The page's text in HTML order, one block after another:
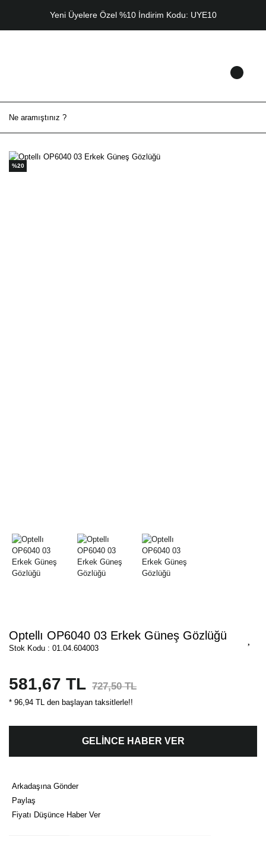
Yeni Üyelere Özel %10 İndirim Kodu: UYE10
%20
Optellı OP6040 03 Erkek Güneş Gözlüğü
Stok Kodu : 01.04.604003
581,67 TL 727,50 TL
* 96,94 TL den başlayan taksitlerle!!
GELİNCE HABER VER
Arkadaşına Gönder
Paylaş
Fiyatı Düşünce Haber Ver